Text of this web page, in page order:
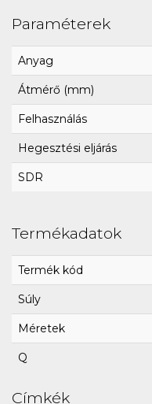
Paraméterek
Anyag
Átmérő (mm)
Felhasználás
Hegesztési eljárás
SDR
Termékadatok
Termék kód
Súly
Méretek
Q
Címkék